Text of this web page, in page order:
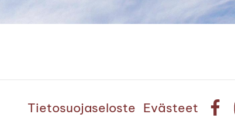
Tietosuojaseloste Evästeet